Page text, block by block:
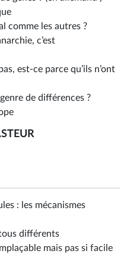
comme les autres ?
c’est
est-ce parce qu’ils n’ont
de différences ?
: les mécanismes
différents
mais pas si facile